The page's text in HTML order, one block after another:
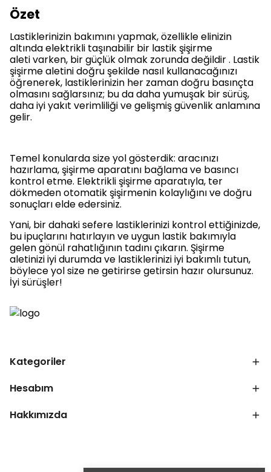
Özet
Lastiklerinizin bakımını yapmak, özellikle elinizin
altında elektrikli taşınabilir bir lastik şişirme
aleti varken, bir güçlük olmak zorunda değildir . Lastik
şişirme aletini doğru şekilde nasıl kullanacağınızı
öğrenerek, lastiklerinizin her zaman doğru basınçta
olmasını sağlarsınız; bu da daha yumuşak bir sürüş,
daha iyi yakıt verimliliği ve gelişmiş güvenlik anlamına
gelir.
Temel konularda size yol gösterdik: aracınızı
hazırlama, şişirme aparatını bağlama ve basıncı
kontrol etme. Elektrikli şişirme aparatıyla, ter
dökmeden otomatik şişirmenin kolaylığını ve doğru
sonuçları elde edersiniz.
Yani, bir dahaki sefere lastiklerinizi kontrol ettiğinizde,
bu ipuçlarını hatırlayın ve uygun lastik bakımıyla
gelen gönül rahatlığının tadını çıkarın. Şişirme
aletinizi iyi durumda ve lastiklerinizi iyi bakımlı tutun,
böylece yol size ne getirirse getirsin hazır olursunuz.
İyi sürüşler!
Kategoriler
Hesabım
Hakkımızda